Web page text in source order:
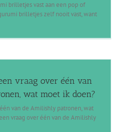
brilletjes vast aan een pop of
brilletjes zelf nooit vast, want
vraag over één van
wat moet ik doen?
van de Amilishly patronen, wat
vraag over één van de Amilishly